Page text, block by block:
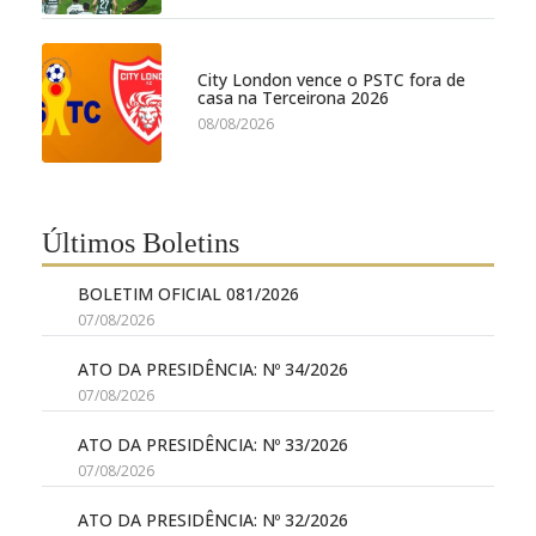
City London vence o PSTC fora de
casa na Terceirona 2026
08/08/2026
Últimos Boletins
BOLETIM OFICIAL 081/2026
07/08/2026
ATO DA PRESIDÊNCIA: Nº 34/2026
07/08/2026
ATO DA PRESIDÊNCIA: Nº 33/2026
07/08/2026
ATO DA PRESIDÊNCIA: Nº 32/2026